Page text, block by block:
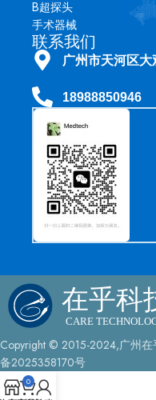
简要描述
MB-146 是一种硅基润滑剂
可拆卸部件保持柔韧性，在
封并顺畅运行。
特点
用途：这是一种专门用于内
应用：通常将其涂抹在内窥
（如水瓶连接部件）上。
优点：适当的润滑对于内窥
持良好密封至关重要，这对
和防水性能至关重要。
►规格说明
品牌：奥林巴斯
型号：MB-146
状态：全新原装
系列：硅油润滑剂
形态：透明液体/油
用途：内窥镜润滑
B超探头
手术器械
联系我们
广州市天河区
18988850946
Copyright © 2015-2024,广州在
备2025358170号
0